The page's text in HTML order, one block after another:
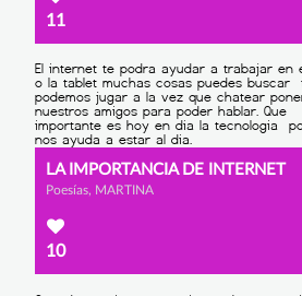
11
LA IMPORTANCIA DE INTERNET
Poesías, MARTINA
10